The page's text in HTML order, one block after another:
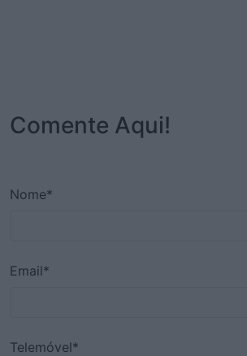
Comente Aqui!
Nome*
Email*
Telemóvel*